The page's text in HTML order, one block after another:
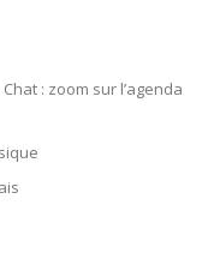
: zoom sur l’agenda